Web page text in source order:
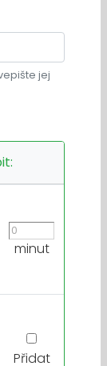
jej
minut
Přidat